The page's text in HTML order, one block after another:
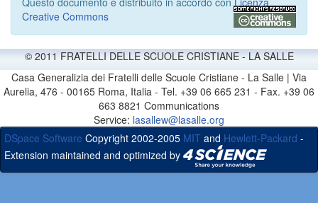
Creative Commons
© 2011 FRATELLI DELLE SCUOLE CRISTIANE - LA SALLE
Casa Generalizia dei Fratelli delle Scuole Cristiane - La Salle | Via
Aurelia, 476 - 00165 Roma, Italia - Tel. +39 06 665 231 - Fax. +39 06
663 8821 Communications
Service: lasallew@lasalle.org
DSpace Software Copyright 2002-2005 MIT and Hewlett-Packard -
Extension maintained and optimized by